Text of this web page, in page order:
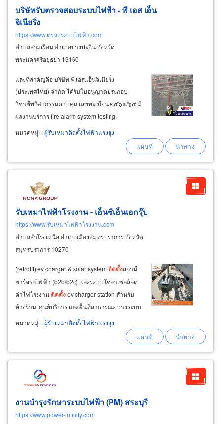
บริษัทรับตรวจสอบระบบไฟฟ้า - พี เอส เอ็น
จิเนียริ่ง
https://www.ตรวจระบบไฟฟ้า.com
ตำบลสามเรือน อำเภอบางปะอิน จังหวัด
พระนครศรีอยุธยา 13160
และที่สำคัญคือ บริษัท พี.เอส.เอ็นจิเนียริ่ง
(ประเทศไทย) จำกัด ได้รับใบอนุญาตประกอบ
วิชาชีพวิศวกรรมควบคุม เลขทะเบียน ๒๔๖๑/๖๕ มี
ผลงานบริการ fire alarm system testing,
inspection and maintenance มากกว่า 100 บริษัท
โดยได้รับความเชื่อมั่นจากลูกค้าที่ใช้บริการ เพราะ
ทีมวิศวกรของเรา มีความรู้ความชำนาญตั้งแต่
การออกแบบติดตั้ง
หมวดหมู่ :ผู้รับเหมาติดตั้งไฟฟ้าแรงสูง
รับเหมาไฟฟ้าโรงงาน - เอ็นซีเอ็นเอกรุ๊ป
https://www.รับเหมาไฟฟ้าโรงงาน.com
ตำบลสำโรงเหนือ อำเภอเมืองสมุทรปราการ จังหวัด
สมุทรปราการ 10270
(retrofit) ev charger & solar system ติดตั้งสถานี
ชาร์จรถไฟฟ้า (b2b/b2c) และระบบโซล่าเซลล์ลด
ค่าไฟโรงงาน ติดตั้งev charger station สำหรับ
ห้างร้าน, ศูนย์บริการ และพื้นที่สาธารณะ วางระบบ
ชาร์จไฟสำหรับรถบรรทุกไฟฟ้า(ev truck) ในคลัง
โซล่าเซลล์โรงงานและบ้านพักอาศัย (
หมวดหมู่ :ผู้รับเหมาติดตั้งไฟฟ้าแรงสูง
งานบำรุงรักษาระบบไฟฟ้า (PM) สระบุรี
https://www.power-infinity.com